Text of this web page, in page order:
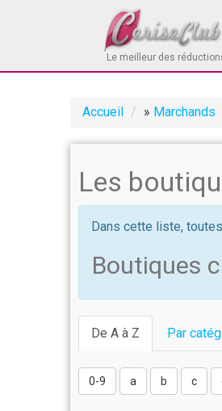
Le meilleur des
Accueil » Marchands
Les
Dans cette liste,
Boutiques
De A à Z Par
0-9 a b c